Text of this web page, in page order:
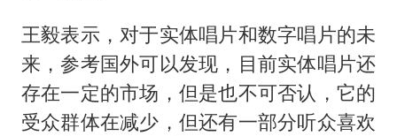
王毅表示，对于实体唱片和数字唱片的未
来，参考国外可以发现，目前实体唱片还
存在一定的市场，但是也不可否认，它的
受众群体在减少，但还有一部分听众喜欢